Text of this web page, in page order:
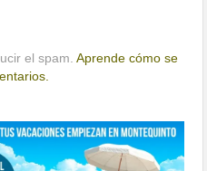
el spam.Aprende cómo se